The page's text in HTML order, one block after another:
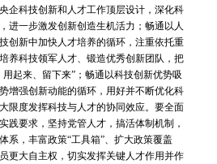
企科技创新和人才工作顶层设计，深化科
进一步激发创新创造生机活力；畅通以人
创新中加快人才培养的循环，注重依托重
养科技领军人才、锻造优秀创新团队，把
起来、留下来”；畅通以科技创新优势吸
增强创新动能的循环，用好并不断优化科
限度发挥科技与人才的协同效应。要全面
践要求，坚持党管人才，搞活体制机制，
系，丰富政策“工具箱”、扩大政策覆盖
更大自主权，切实发挥关键人才作用并作